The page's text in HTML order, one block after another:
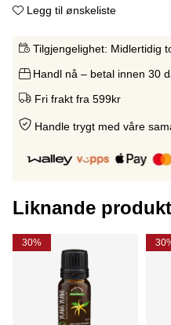
Legg til ønskeliste
Tilgjengelighet: Midlertidig
Handl nå – betal innen 30
Fri frakt fra 599kr
Handle trygt med våre
Liknande
30%